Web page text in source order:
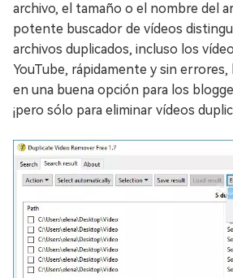
archivo, el tamaño o el nombre del
potente buscador de vídeos
archivos duplicados, incluso los
YouTube, rápidamente y sin
en una buena opción para los
¡pero sólo para eliminar vídeos